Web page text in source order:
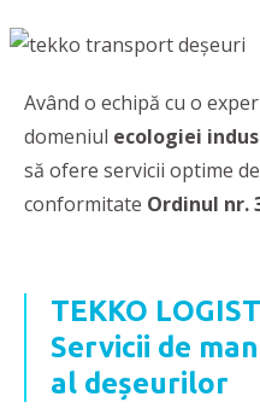
Având o echipă cu o
domeniul ecologiei
să ofere servicii optime
conformitate Ordinul nr.
TEKKO
Servicii de
al deșeurilor